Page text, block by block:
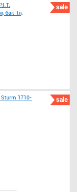
sale
бак 1л,
sale
1710-